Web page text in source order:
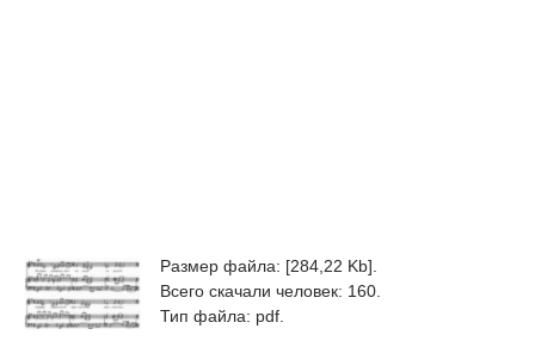
Размер файла: [284,22 Kb].
Всего скачали человек: 160.
Тип файла: pdf.